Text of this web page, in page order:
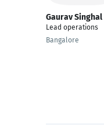
Gaurav Singhal
Lead operations
Bangalore